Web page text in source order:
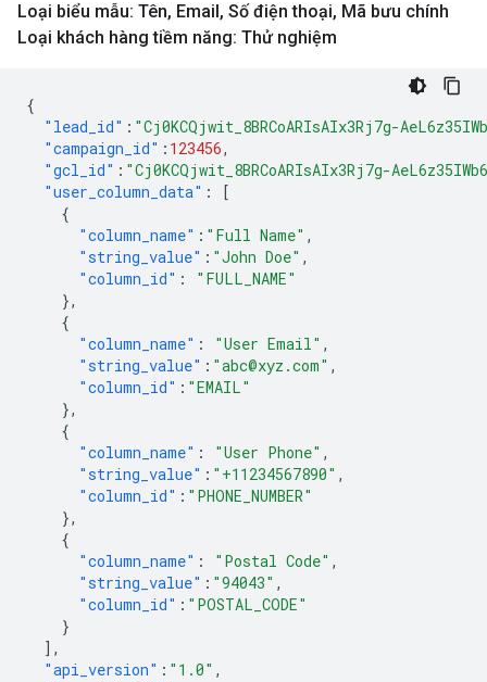
Loại biểu mẫu: Tên, Email, Số điện thoại, Mã bưu chính
Loại khách hàng tiềm năng: Thử nghiệm
{
"lead_id" : "Cj0KCQjwit_8BRCoARIsAIx3Rj7g-
"campaign_id" : 123456,
"gcl_id" : "Cj0KCQjwit_8BRCoARIsAIx3Rj7g-
"user_column_data" :
[
{
"column_name" : "Full Name" ,
"string_value" : "John Doe" ,
"column_id" :
"FULL_NAME"
},
{
"column_name" : "User Email" ,
"string_value" : "abc@xyz.com" ,
"column_id" : "EMAIL"
},
{
"column_name" : "User Phone" ,
"string_value" : "+11234567890" ,
"column_id" : "PHONE_NUMBER"
},
{
"column_name" : "Postal Code" ,
"string_value" : "94043" ,
"column_id" : "POSTAL_CODE"
}
],
"api_version" : "1.0" ,